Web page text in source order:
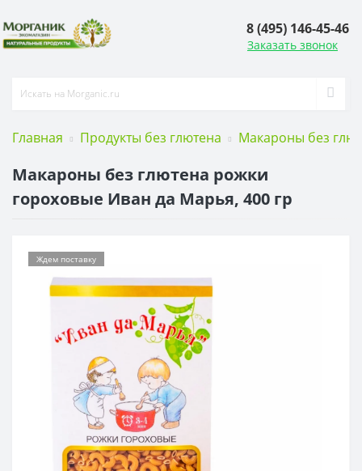
8 (495) 146-45-46
Заказать звонок
Главная Продукты без глютена Макароны без
Макароны без глютена рожки
гороховые Иван да Марья, 400 гр
Ждем поставку